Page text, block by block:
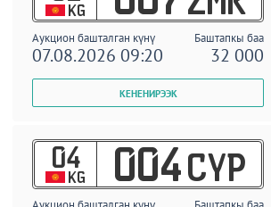
KG
Аукцион башталган күнү Баштапкы баа
07.08.2026 09:20 32 000
04
KG 004 CYP